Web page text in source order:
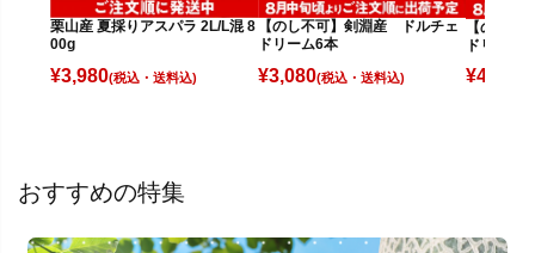
栗山産 夏採りアスパラ 2L/L混 8
00g
¥3,980(税込)
【のし不可】剣淵産 ドルチェ
ドリーム6本
¥3,080(税込)
【のし
ドリーム
¥4,180
おすすめの特集